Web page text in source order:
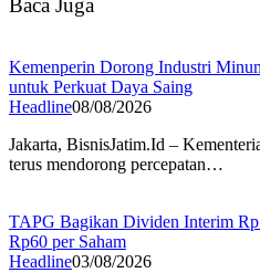
Kemenperin Dorong Industri
untuk Perkuat Daya Saing
Headline08/08/2026
Jakarta, BisnisJatim.Id –
terus mendorong percepatan…
TAPG Bagikan Dividen Interim
Rp60 per Saham
Headline03/08/2026